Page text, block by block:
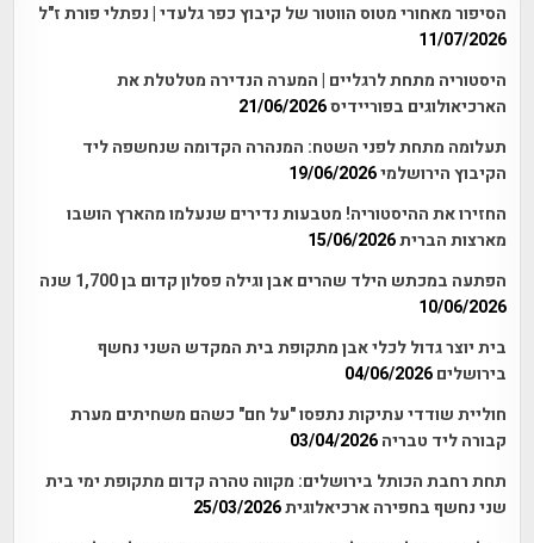
הסיפור מאחורי מטוס הווטור של קיבוץ כפר גלעדי | נפתלי פורת ז"ל
11/07/2026
היסטוריה מתחת לרגליים | המערה הנדירה מטלטלת את
הארכיאולוגים בפוריידיס21/06/2026
תעלומה מתחת לפני השטח: המנהרה הקדומה שנחשפה ליד
הקיבוץ הירושלמי19/06/2026
החזירו את ההיסטוריה! מטבעות נדירים שנעלמו מהארץ הושבו
מארצות הברית15/06/2026
הפתעה במכתש הילד שהרים אבן וגילה פסלון קדום בן 1,700 שנה
10/06/2026
בית יוצר גדול לכלי אבן מתקופת בית המקדש השני נחשף
בירושלים 04/06/2026
חוליית שודדי עתיקות נתפסו "על חם" כשהם משחיתים מערת
קבורה ליד טבריה 03/04/2026
תחת רחבת הכותל בירושלים: מקווה טהרה קדום מתקופת ימי בית
שני נחשף בחפירה ארכיאלוגית25/03/2026